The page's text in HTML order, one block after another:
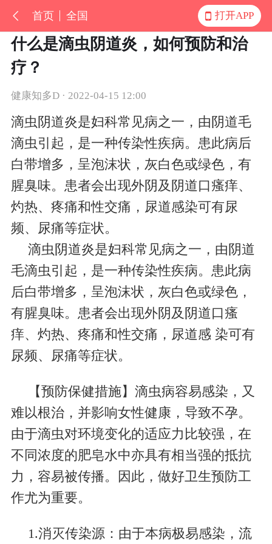
首页 全国 打开APP
什么是滴虫阴道炎，如何预防和治
疗？
健康知多D · 2022-04-15 12:00
滴虫阴道炎是妇科常见病之一，由阴道毛
滴虫引起，是一种传染性疾病。患此病后
白带增多，呈泡沫状，灰白色或绿色，有
腥臭味。患者会出现外阴及阴道口瘙痒、
灼热、疼痛和性交痛，尿道感染可有尿
频、尿痛等症状。
滴虫阴道炎是妇科常见病之一，由阴道
毛滴虫引起，是一种传染性疾病。患此病
后白带增多，呈泡沫状，灰白色或绿色，
有腥臭味。患者会出现外阴及阴道口瘙
痒、灼热、疼痛和性交痛，尿道感 染可有
尿频、尿痛等症状。
【预防保健措施】滴虫病容易感染，又
难以根治，并影响女性健康，导致不孕。
由于滴虫对环境变化的适应力比较强，在
不同浓度的肥皂水中亦具有相当强的抵抗
力，容易被传播。因此，做好卫生预防工
作尤为重要。
1.消灭传染源：由于本病极易感染，流